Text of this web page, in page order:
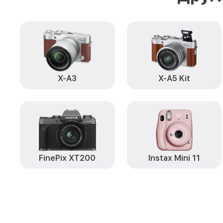
X-A3 X-A5 Kit
FinePix XT200 Instax Mini 11